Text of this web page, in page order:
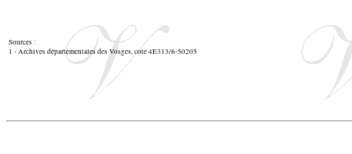
Sources :
1 - Archives départementales des Vosges, cote 4E313/6-50205